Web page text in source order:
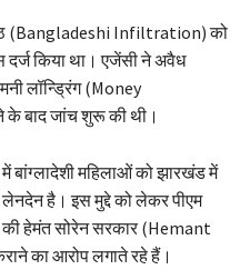
(Bangladeshi Infiltration) को
किया था। एजेंसी ने अवैध
लॉन्ड्रिंग (Money
बाद जांच शुरू की थी।
बांग्लादेशी महिलाओं को झारखंड में
है। इस मुद्दे को लेकर पीएम
की हेमंत सोरेन सरकार (Hemant
का आरोप लगाते रहे हैं।